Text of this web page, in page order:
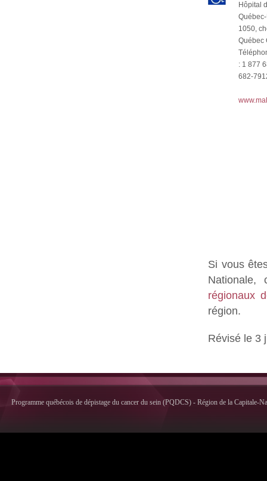
Hôpital
1050,
Québec
: 1
682-
Si vous
Nationale,
régionaux
région.
Révisé le 3
Programme québécois de dépistage du cancer du sein (PQDCS) - Région de la Capitale-